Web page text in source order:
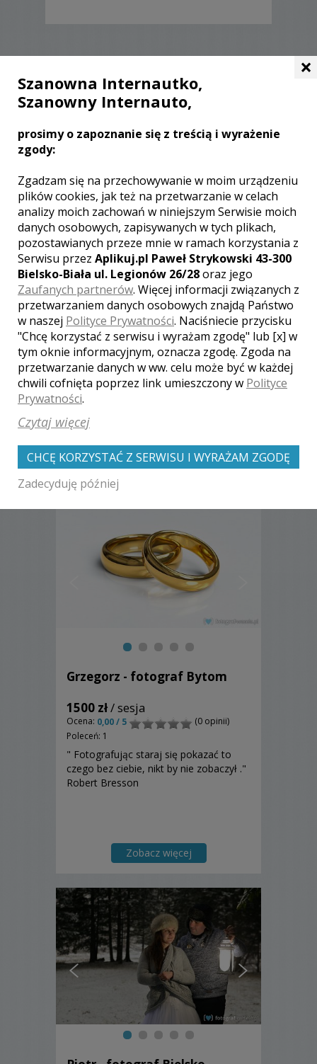
innych fotografów
Tomasz - fotograf Bytom
1400 zł / sesja
Ocena:0,00 / 5
(0 opinii)
Poleceń: 5
Utrwalanie pięknych chwil życia - tym
zajmuje się nasza firma. Do takich
pięknych, bardzo ważnych, doniosłych i
nieodwracalnych chwil zalicza ...
Zobacz więcej
Grzegorz - fotograf Bytom
1500 zł/ sesja
Ocena: 0,00 / 5
(0 opinii)
Poleceń: 1
" Fotografując staraj się pokazać to
czego bez ciebie, nikt by nie zobaczył ."
Robert Bresson
Zobacz więcej
×
Szanowna Internautko,
Szanowny Internauto,
prosimy o zapoznanie się z treścią i wyrażenie
zgody:
Zgadzam się na przechowywanie w moim urządzeniu
plików cookies, jak też na przetwarzanie w celach
analizy moich zachowań w niniejszym Serwisie moich
danych osobowych, zapisywanych w tych plikach,
pozostawianych przeze mnie w ramach korzystania z
Serwisu przez Aplikuj.pl Paweł Strykowski 43-300
Bielsko-Biała ul. Legionów 26/28oraz jego
Zaufanych partnerów. Więcej informacji związanych z
przetwarzaniem danych osobowych znajdą Państwo
w naszej Polityce Prywatności. Naciśniecie przycisku
"Chcę korzystać z serwisu i wyrażam zgodę" lub [x] w
tym oknie informacyjnym, oznacza zgodę. Zgoda na
przetwarzanie danych w ww. celu może być w każdej
chwili cofnięta poprzez link umieszczony w Polityce
Prywatności.
Czytaj więcej
CHCĘ KORZYSTAĆ Z SERWISU I WYRAŻAM ZGODĘ
Zadecyduję później